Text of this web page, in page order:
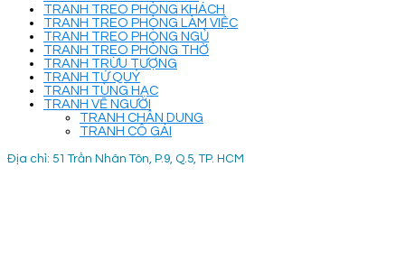
TRANH TREO PHÒNG KHÁCH
TRANH TREO PHÒNG LÀM VIỆC
TRANH TREO PHÒNG NGỦ
TRANH TREO PHÒNG THỜ
TRANH TRỪU TƯỢNG
TRANH TỨ QUÝ
TRANH TÙNG HẠC
TRANH VẼ NGƯỜI
TRANH CHÂN DUNG
TRANH CÔ GÁI
Địa chỉ: 51 Trần Nhân Tôn, P.9, Q.5, TP. HCM